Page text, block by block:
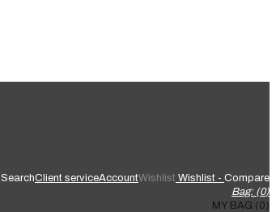
SearchClient serviceAccountWishlist Wishlist - Compare
Bag: (0)
MY BAG (0)